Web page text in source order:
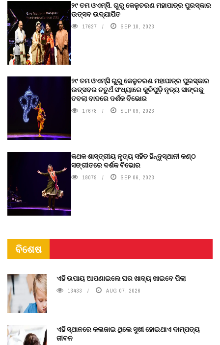
୨୯ ତମ ଓଏମ୍‌ସି. ଗୁରୁ କେଳୁଚରଣ ମହାପାତ୍ର ପୁରସ୍କାର
ଉତ୍ସବ ଉଦ୍‍ଯାପିତ
17627 SEP 10, 2023
୨୯ ତମ ଓଏମ୍‌ସି ଗୁରୁ କେଳୁଚରଣ ମହାପାତ୍ର ପୁରସ୍କାର
ଉତ୍ସବର ଚତୁର୍ଥ ସଂଧ୍ୟାରେ କୁଚିପୁଡ଼ି ନୃତ୍ୟ ସାଙ୍ଗକୁ
ତବଲା ବାଦରେ ଦର୍ଶକ ବିଭୋର
17678 SEP 09, 2023
କଥକ ଶାସ୍ତ୍ରୀୟ ନୃତ୍ୟ ସହିତ ହିନ୍ଦୁସ୍ଥାନୀ କଣ୍ଠ
ସଙ୍ଗୀତରେ ଦର୍ଶକ ବିଭୋର
18079 SEP 06, 2023
ବିଶେଷ
ଏହି ଉପାୟ ଆପଣାଇଲେ ଘର ଖାଦ୍ୟ ଖାଇବେ ପିଲା
13433 AUG 07, 2026
ଏହି ସ୍ଥାନରେ କଳାଜାଇ ଥିଲେ ସୁଖୀ ହୋଇଥାଏ ଦାମ୍ପତ୍ୟ
ଜୀବନ